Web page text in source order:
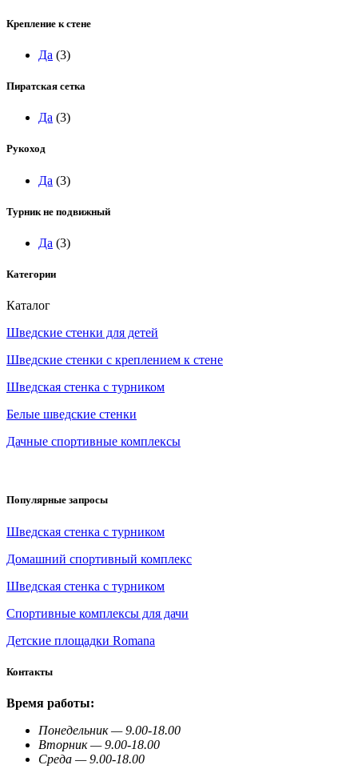
Крепление к стене
Да (3)
Пиратская сетка
Да (3)
Рукоход
Да (3)
Турник не подвижный
Да (3)
Категории
Каталог
Шведские стенки для детей
Шведские стенки с креплением к стене
Шведская стенка с турником
Белые шведские стенки
Дачные спортивные комплексы
Популярные запросы
Шведская стенка с турником
Домашний спортивный комплекс
Шведская стенка с турником
Спортивные комплексы для дачи
Детские площадки Romana
Контакты
Время работы:
Понедельник — 9.00-18.00
Вторник — 9.00-18.00
Среда — 9.00-18.00